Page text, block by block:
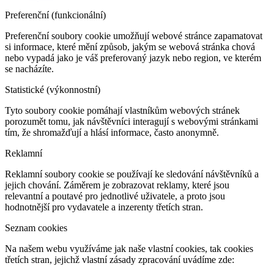
Preferenční (funkcionální)
Preferenční soubory cookie umožňují webové stránce zapamatovat
si informace, které mění způsob, jakým se webová stránka chová
nebo vypadá jako je váš preferovaný jazyk nebo region, ve kterém
se nacházíte.
Statistické (výkonnostní)
Tyto soubory cookie pomáhají vlastníkům webových stránek
porozumět tomu, jak návštěvníci interagují s webovými stránkami
tím, že shromažďují a hlásí informace, často anonymně.
Reklamní
Reklamní soubory cookie se používají ke sledování návštěvníků a
jejich chování. Záměrem je zobrazovat reklamy, které jsou
relevantní a poutavé pro jednotlivé uživatele, a proto jsou
hodnotnější pro vydavatele a inzerenty třetích stran.
Seznam cookies
Na našem webu využíváme jak naše vlastní cookies, tak cookies
třetích stran, jejichž vlastní zásady zpracování uvádíme zde: